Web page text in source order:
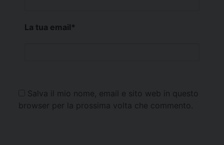
La tua email*
Salva il mio nome, email e sito web in questo
browser per la prossima volta che commento.